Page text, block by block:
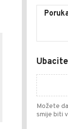
Možete
smije biti